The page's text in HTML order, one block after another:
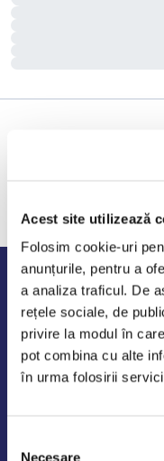
Acest site utilizează
Folosim cookie-uri
anunțurile, pentru a
a analiza traficul. De
rețele sociale, de
privire la modul în
pot combina cu alte
în urma folosirii
Necesare
Program de
Luni - Vineri: 09:00-
Sambata -